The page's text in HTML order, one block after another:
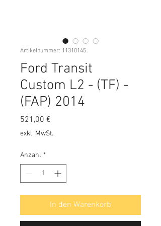
Artikelnummer: 11310145
Ford Transit
Custom L2 - (TF) -
(FAP) 2014
521,00 €
exkl. MwSt.
Anzahl *
In den Warenkorb